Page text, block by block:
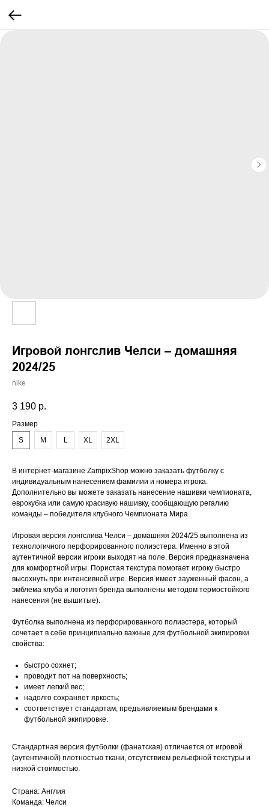
Игровой лонгслив Челси – домашняя
2024/25
nike
3 190 р.
Размер
S
M L XL 2XL
В интернет-магазине ZampixShop можно заказать футболку с
индивидуальным нанесением фамилии и номера игрока.
Дополнительно вы можете заказать нанесение нашивки чемпионата,
еврокубка или самую красивую нашивку, сообщающую регалию
команды – победителя клубного Чемпионата Мира.
Игровая версия лонгслива Челси – домашняя 2024/25 выполнена из
технологичного перфорированного полиэстера. Именно в этой
аутентичной версии игроки выходят на поле. Версия предназначена
для комфортной игры. Пористая текстура помогает игроку быстро
высохнуть при интенсивной игре. Версия имеет зауженный фасон, а
эмблема клуба и логотип бренда выполнены методом термостойкого
нанесения (не вышитые).
Футболка выполнена из перфорированного полиэстера, который
сочетает в себе принципиально важные для футбольной экипировки
свойства:
быстро сохнет;
проводит пот на поверхность;
имеет легкий вес;
надолго сохраняет яркость;
соответствует стандартам, предъявляемым брендами к
футбольной экипировке.
Стандартная версия футболки (фанатская) отличается от игровой
(аутентичной) плотностью ткани, отсутствием рельефной текстуры и
низкой стоимостью.
Страна: Англия
Команда: Челси